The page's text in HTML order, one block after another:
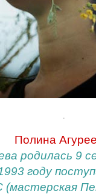
.
Полина
родилась 9
году